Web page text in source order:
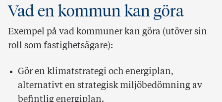
Vad en kommun kan göra
Exempel på vad kommuner kan göra (utöver sin
roll som fastighetsägare):
Gör en klimatstrategi och energiplan,
alternativt en strategisk miljöbedömning av
befintlig energiplan.